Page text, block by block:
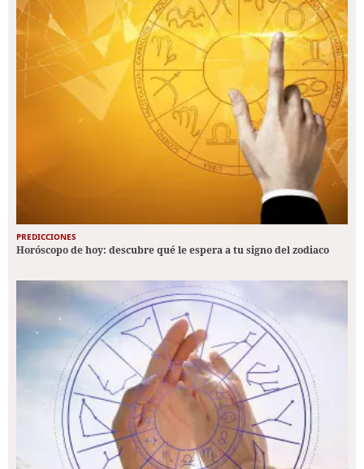
PREDICCIONES
Horóscopo de hoy: descubre qué le espera a tu signo del zodiaco